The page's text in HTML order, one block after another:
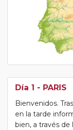
Día 1 - PARIS
Bienvenidos.
en la tarde
bien, a través